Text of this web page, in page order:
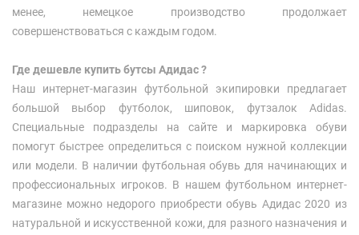
менее, немецкое производство продолжает
совершенствоваться с каждым годом.
Где дешевле купить бутсы Адидас ?
Наш интернет-магазин футбольной экипировки предлагает
большой выбор футболок, шиповок, футзалок Adidas.
Специальные подразделы на сайте и маркировка обуви
помогут быстрее определиться с поиском нужной коллекции
или модели. В наличии футбольная обувь для начинающих и
профессиональных игроков. В нашем футбольном интернет-
магазине можно недорого приобрести обувь Адидас 2020 из
натуральной и искусственной кожи, для разного назначения и